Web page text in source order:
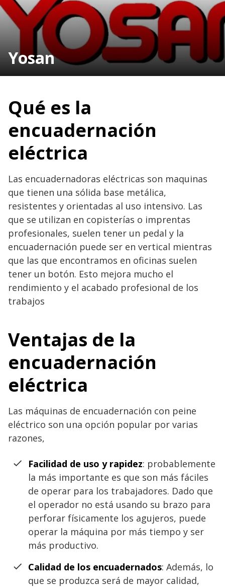
Yosan
Qué es la
encuadernación
eléctrica
Las encuadernadoras eléctricas son maquinas
que tienen una sólida base metálica,
resistentes y orientadas al uso intensivo. Las
que se utilizan en copisterías o imprentas
profesionales, suelen tener un pedal y la
encuadernación puede ser en vertical mientras
que las que encontramos en oficinas suelen
tener un botón. Esto mejora mucho el
rendimiento y el acabado profesional de los
trabajos
Ventajas de la
encuadernación
eléctrica
Las máquinas de encuadernación con peine
eléctrico son una opción popular por varias
razones,
Facilidad de uso y rapidez: probablemente
la más importante es que son más fáciles
de operar para los trabajadores. Dado que
el operador no está usando su brazo para
perforar físicamente los agujeros, puede
operar la máquina por más tiempo y ser
más productivo.
Calidad de los encuadernados: Además, lo
que se produzca será de mayor calidad,